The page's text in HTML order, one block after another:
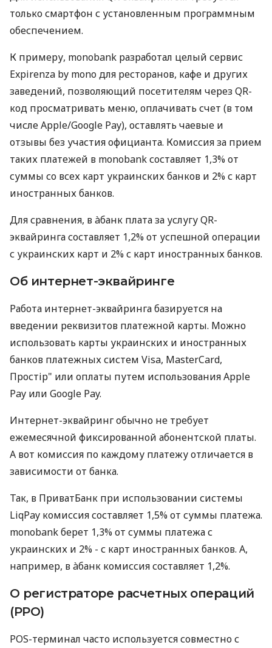
только смартфон с установленным программным
обеспечением.
К примеру, monobank разработал целый сервис
Expirenza by mono для ресторанов, кафе и других
заведений, позволяющий посетителям через QR-
код просматривать меню, оплачивать счет (в том
числе Apple/Google Pay), оставлять чаевые и
отзывы без участия официанта. Комиссия за прием
таких платежей в monobank составляет 1,3% от
суммы со всех карт украинских банков и 2% с карт
иностранных банков.
Для сравнения, в àбанк плата за услугу QR-
эквайринга составляет 1,2% от успешной операции
с украинских карт и 2% с карт иностранных банков.
Об интернет-эквайринге
Работа интернет-эквайринга базируется на
введении реквизитов платежной карты. Можно
использовать карты украинских и иностранных
банков платежных систем Visa, MasterCard,
Простір" или оплаты путем использования Apple
Pay или Google Pay.
Интернет-эквайринг обычно не требует
ежемесячной фиксированной абонентской платы.
А вот комиссия по каждому платежу отличается в
зависимости от банка.
Так, в ПриватБанк при использовании системы
LiqPay комиссия составляет 1,5% от суммы платежа.
monobank берет 1,3% от суммы платежа с
украинских и 2% - с карт иностранных банков. А,
например, в àбанк комиссия составляет 1,2%.
О регистраторе расчетных операций
(РРО)
POS-терминал часто используется совместно с